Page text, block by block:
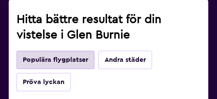
Hitta bättre resultat för din
vistelse i Glen Burnie
Populära flygplatser Andra städer
Pröva lyckan